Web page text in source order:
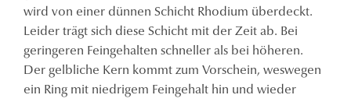
wird von einer dünnen Schicht Rhodium überdeckt.
Leider trägt sich diese Schicht mit der Zeit ab. Bei
geringeren Feingehalten schneller als bei höheren.
Der gelbliche Kern kommt zum Vorschein, weswegen
ein Ring mit niedrigem Feingehalt hin und wieder